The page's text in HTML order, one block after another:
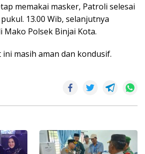
memakai masker, Patroli selesai
13.00 Wib, selanjutnya
Mako Polsek Binjai Kota.
ini masih aman dan kondusif.